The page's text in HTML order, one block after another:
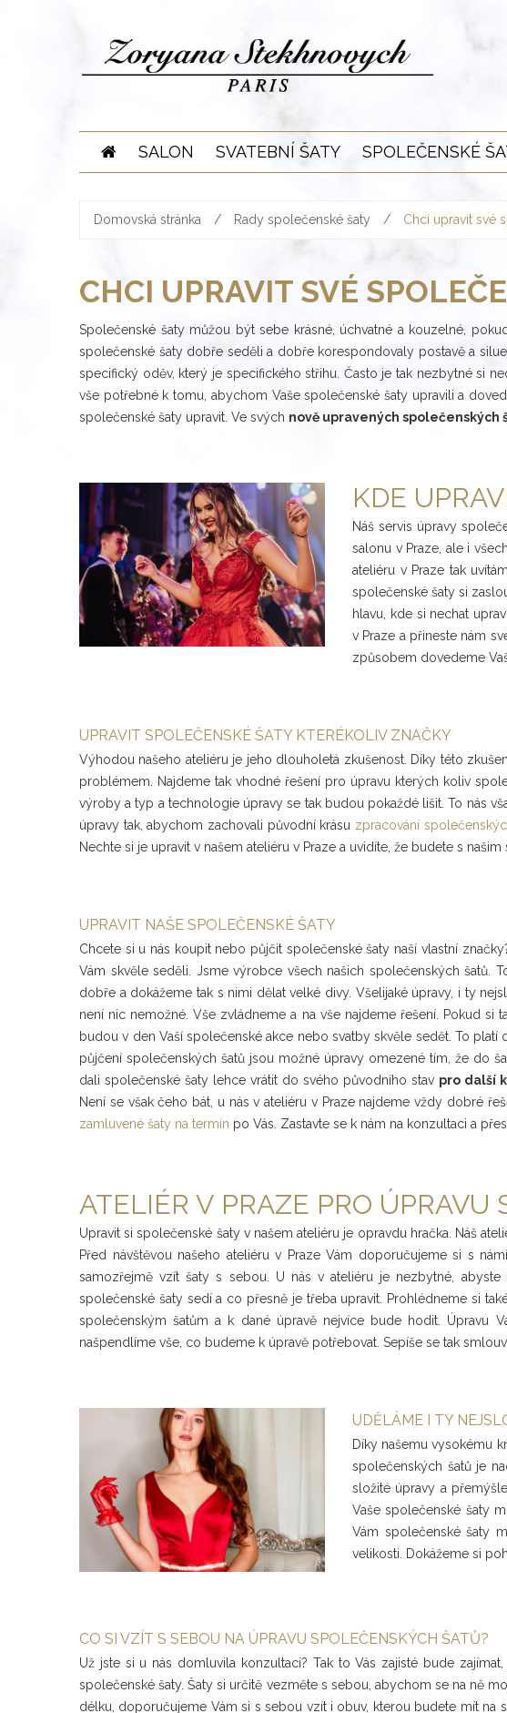
SALON SVATEBNÍ ŠATY SPOLEČENSKÉ
Domovská stránka / Rady společenské šaty / Chci upravit své
CHCI UPRAVIT SVÉ
Společenské šaty můžou být sebe krásné, úchvatné a kouzelné,
společenské šaty dobře seděli a dobře korespondovaly postavě a
specifický oděv, který je specifického střihu. Často je tak nezbytné si
vše potřebné k tomu, abychom Vaše společenské šaty upravili a
společenské šaty upravit. Ve svých nově upravených společenských
KDE
Náš servis úpravy
salonu v Praze, ale i
ateliéru v Praze tak
společenské šaty si
hlavu, kde si nechat
v Praze a přineste nám
způsobem dovedeme
UPRAVIT SPOLEČENSKÉ ŠATY KTERÉKOLIV ZNAČKY
Výhodou našeho ateliéru je jeho dlouholetá zkušenost. Díky této
problémem. Najdeme tak vhodné řešení pro úpravu kterých koliv
výroby a typ a technologie úpravy se tak budou pokaždé lišit. To nás
úpravy tak, abychom zachovali původní krásu zpracování
Nechte si je upravit v našem ateliéru v Praze a uvidíte, že budete s
UPRAVIT NAŠE SPOLEČENSKÉ ŠATY
Chcete si u nás koupit nebo půjčit společenské šaty naší vlastní
Vám skvěle seděli. Jsme výrobce všech našich společenských šatů.
dobře a dokážeme tak s nimi dělat velké divy. Všelijaké úpravy, i ty
není nic nemožné. Vše zvládneme a na vše najdeme řešení. Pokud si
budou v den Vaší společenské akce nebo svatby skvěle sedět. To
půjčení společenských šatů jsou možné úpravy omezené tím, že do
dali společenské šaty lehce vrátit do svého původního stav pro další
Není se však čeho bát, u nás v ateliéru v Praze najdeme vždy dobré
zamluvené šaty na termín po Vás. Zastavte se k nám na konzultaci a
ATELIÉR V PRAZE PRO ÚPRAVU
Upravit si společenské šaty v našem ateliéru je opravdu hračka. Náš
Před návštěvou našeho ateliéru v Praze Vám doporučujeme si s
samozřejmě vzít šaty s sebou. U nás v ateliéru je nezbytné,
společenské šaty sedí a co přesně je třeba upravit. Prohlédneme si
společenským šatům a k dané úpravě nejvíce bude hodit. Úpravu
našpendlíme vše, co budeme k úpravě potřebovat. Sepíše se tak
UDĚLÁME I TY
Díky našemu vysokému
společenských šatů je
složité úpravy a
Vaše společenské šaty
Vám společenské šaty
velikosti. Dokážeme si
CO SI VZÍT S SEBOU NA ÚPRAVU SPOLEČENSKÝCH ŠATŮ?
Už jste si u nás domluvila konzultaci? Tak to Vás zajisté bude
společenské šaty. Šaty si určitě vezměte s sebou, abychom se na ně
délku, doporučujeme Vám si s sebou vzít i obuv, kterou budete mít